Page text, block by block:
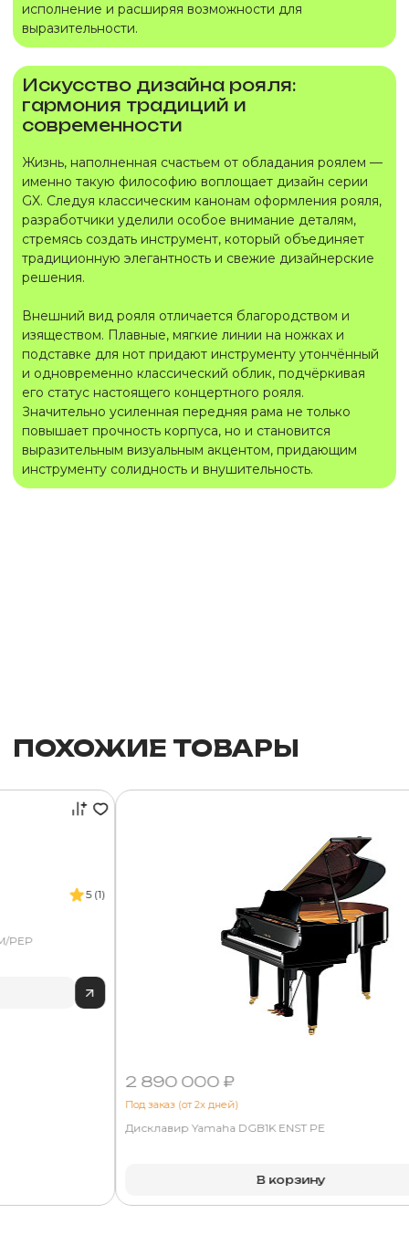
исполнение и расширяя возможности для
выразительности.
Искусство дизайна рояля:
гармония традиций и
современности
Жизнь, наполненная счастьем от обладания роялем —
именно такую философию воплощает дизайн серии
GX. Следуя классическим канонам оформления рояля,
разработчики уделили особое внимание деталям,
стремясь создать инструмент, который объединяет
традиционную элегантность и свежие дизайнерские
решения.
Внешний вид рояля отличается благородством и
изяществом. Плавные, мягкие линии на ножках и
подставке для нот придают инструменту утончённый
и одновременно классический облик, подчёркивая
его статус настоящего концертного рояля.
Значительно усиленная передняя рама не только
повышает прочность корпуса, но и становится
выразительным визуальным акцентом, придающим
инструменту солидность и внушительность.
ПОХОЖИЕ ТОВАРЫ
5 (1)
PEP
2 890 000 ₽
Под заказ (от 2х дней)
Дисклавир Yamaha DGB1K ENST PE
В корзину